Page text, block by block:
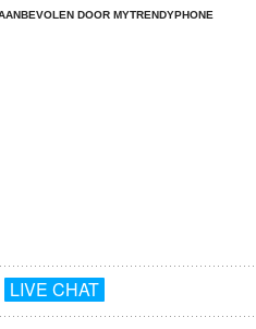
DOOR MYTRENDYPHONE
LIVE CHAT